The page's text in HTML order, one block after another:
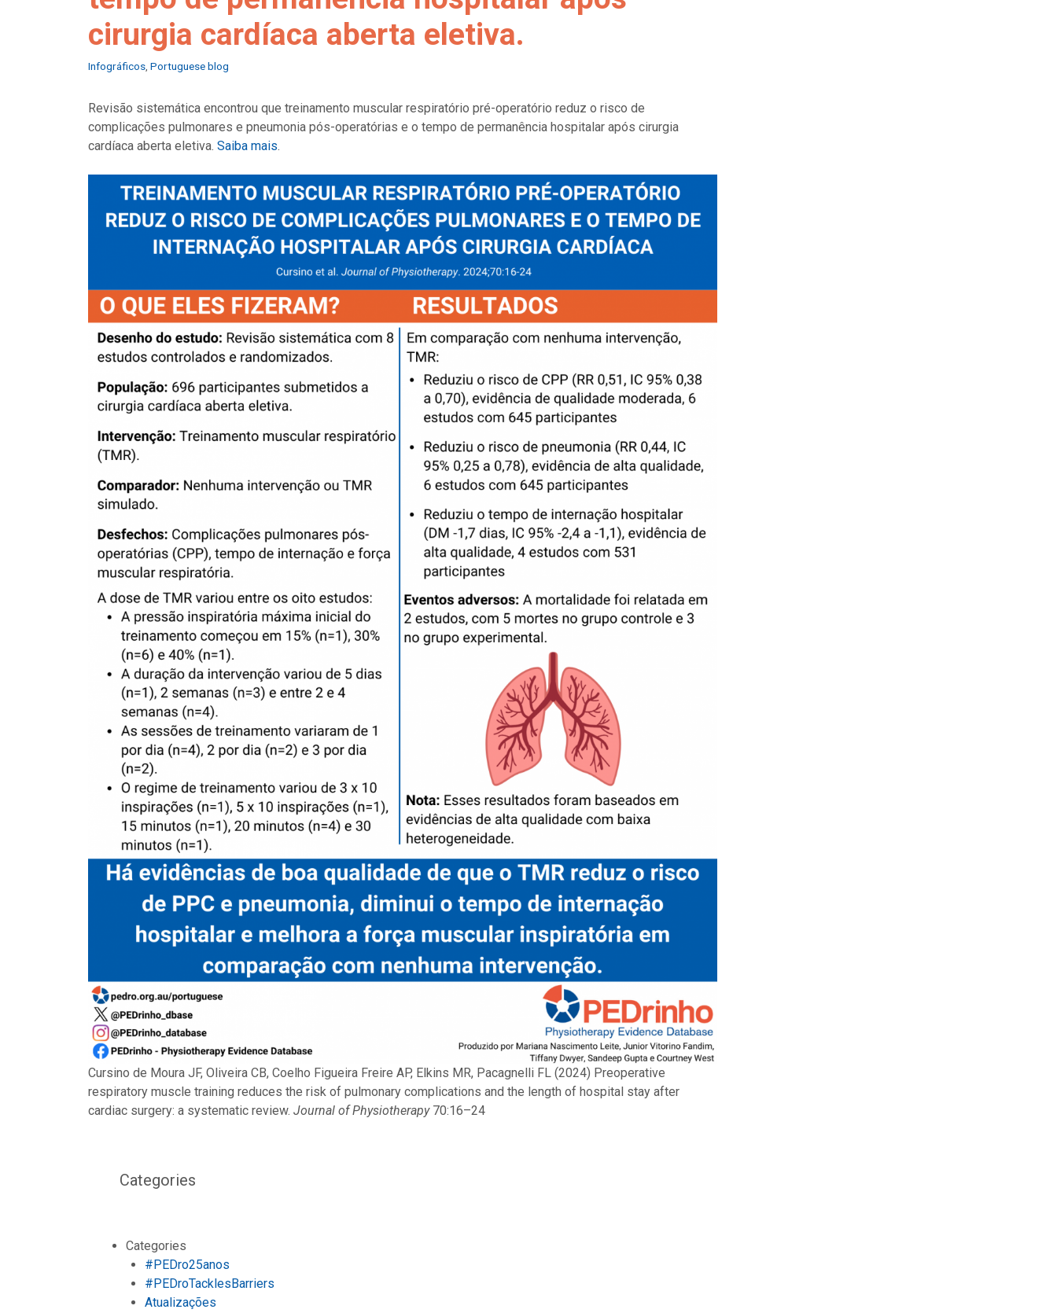
cirurgia cardíaca aberta eletiva.
Categories
Infográficos Portuguese blog
Revisão sistemática encontrou que treinamento muscular respiratório pré-operatório reduz o risco de
complicações pulmonares e pneumonia pós-operatórias e o tempo de permanência hospitalar após cirurgia
cardíaca aberta eletiva. Saiba mais.
Cursino de Moura JF, Oliveira CB, Coelho Figueira Freire AP, Elkins MR, Pacagnelli FL (2024) Preoperative
respiratory muscle training reduces the risk of pulmonary complications and the length of hospital stay after
cardiac surgery: a systematic review. Journal of Physiotherapy70:16–24
Categories
Categories
#PEDro25anos
#PEDroTacklesBarriers
Atualizações